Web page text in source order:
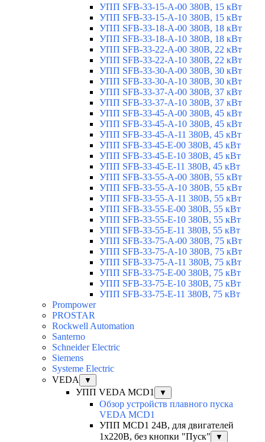
УПП SFB-33-15-A-00 380В, 15 кВт
УПП SFB-33-15-A-10 380В, 15 кВт
УПП SFB-33-18-A-00 380В, 18 кВт
УПП SFB-33-18-A-10 380В, 18 кВт
УПП SFB-33-22-A-00 380В, 22 кВт
УПП SFB-33-22-A-10 380В, 22 кВт
УПП SFB-33-30-A-00 380В, 30 кВт
УПП SFB-33-30-A-10 380В, 30 кВт
УПП SFB-33-37-A-00 380В, 37 кВт
УПП SFB-33-37-A-10 380В, 37 кВт
УПП SFB-33-45-A-00 380В, 45 кВт
УПП SFB-33-45-A-10 380В, 45 кВт
УПП SFB-33-45-A-11 380В, 45 кВт
УПП SFB-33-45-E-00 380В, 45 кВт
УПП SFB-33-45-E-10 380В, 45 кВт
УПП SFB-33-45-E-11 380В, 45 кВт
УПП SFB-33-55-A-00 380В, 55 кВт
УПП SFB-33-55-A-10 380В, 55 кВт
УПП SFB-33-55-A-11 380В, 55 кВт
УПП SFB-33-55-E-00 380В, 55 кВт
УПП SFB-33-55-E-10 380В, 55 кВт
УПП SFB-33-55-E-11 380В, 55 кВт
УПП SFB-33-75-A-00 380В, 75 кВт
УПП SFB-33-75-A-10 380В, 75 кВт
УПП SFB-33-75-A-11 380В, 75 кВт
УПП SFB-33-75-E-00 380В, 75 кВт
УПП SFB-33-75-E-10 380В, 75 кВт
УПП SFB-33-75-E-11 380В, 75 кВт
Prompower
PROSTAR
Rockwell Automation
Santerno
Schneider Electric
Siemens
Systeme Electric
VEDA
▼
УПП VEDA MCD1 ▼
Обзор устройств плавного пуска
VEDA MCD1
УПП MCD1 24В, для двигателей
1х220В, без кнопки "Пуск"
▼